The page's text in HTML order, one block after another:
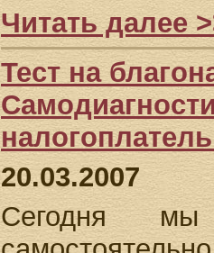
Читать далее
Тест на
20.03.2007
Сегодня